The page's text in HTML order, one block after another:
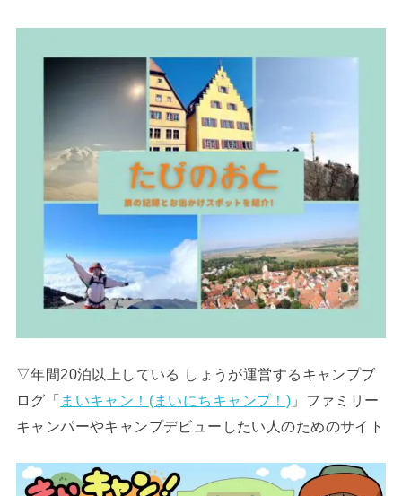
▽年間20泊以上している しょうが運営するキャンプブ
ログ「 まいキャン！(まいにちキャンプ！) 」ファミリー
キャンパーやキャンプデビューしたい人のためのサイト